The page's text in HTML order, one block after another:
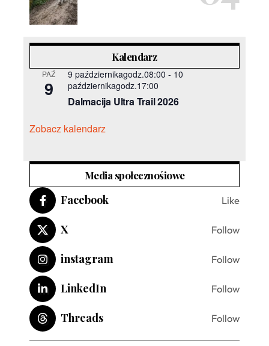
Kalendarz
PAŹ
9
9 październikagodz.08:00 - 10
październikagodz.17:00
Dalmacija Ultra Trail 2026
Zobacz kalendarz
Media społecznośiowe
Facebook Like
X Follow
instagram Follow
LinkedIn Follow
Threads Follow